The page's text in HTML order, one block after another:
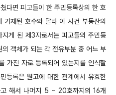
다면 피고들이 한 주민등록상의 한 호
기재된 호수와 달라 이 사건 부동산의
게 된 제3자로서는 피고들의 주민등
객체가 되는 각 전유부분 중 어느 부
가진 자로 등록되어 있는지를 인식할
등록은 원고에 대한 관계에서 유효한
해서 나머지 5 ~ 20호까지의 16개